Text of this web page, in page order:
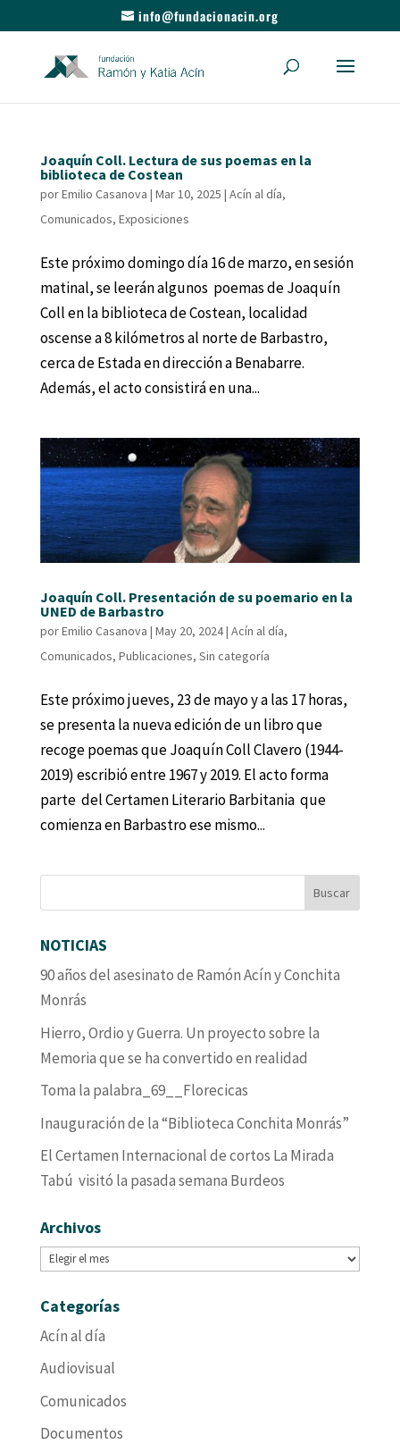
info@fundacionacin.org
Joaquín Coll. Lectura de sus poemas en la
biblioteca de Costean
porEmilio Casanova | Mar 10, 2025 | Acín al día,
Comunicados, Exposiciones
Este próximo domingo día 16 de marzo, en sesión
matinal, se leerán algunos poemas de Joaquín
Coll en la biblioteca de Costean, localidad
oscense a 8 kilómetros al norte de Barbastro,
cerca de Estada en dirección a Benabarre.
Además, el acto consistirá en una...
Joaquín Coll. Presentación de su poemario en la
UNED de Barbastro
porEmilio Casanova | May 20, 2024| Acín al día,
Comunicados, Publicaciones, Sin categoría
Este próximo jueves, 23 de mayo y a las 17 horas,
se presenta la nueva edición de un libro que
recoge poemas que Joaquín Coll Clavero (1944-
2019) escribió entre 1967 y 2019. El acto forma
parte del Certamen Literario Barbitania que
comienza en Barbastro ese mismo...
NOTICIAS
90 años del asesinato de Ramón Acín y Conchita
Monrás
Hierro, Ordio y Guerra. Un proyecto sobre la
Memoria que se ha convertido en realidad
Toma la palabra_69__Florecicas
Inauguración de la “Biblioteca Conchita Monrás”
El Certamen Internacional de cortos La Mirada
Tabú visitó la pasada semana Burdeos
Archivos
Archivos
Categorías
Acín al día
Audiovisual
Comunicados
Documentos